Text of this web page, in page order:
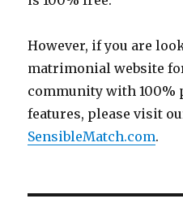
However, if you are
matrimonial website
community with 100%
features, please visit
SensibleMatch.com.